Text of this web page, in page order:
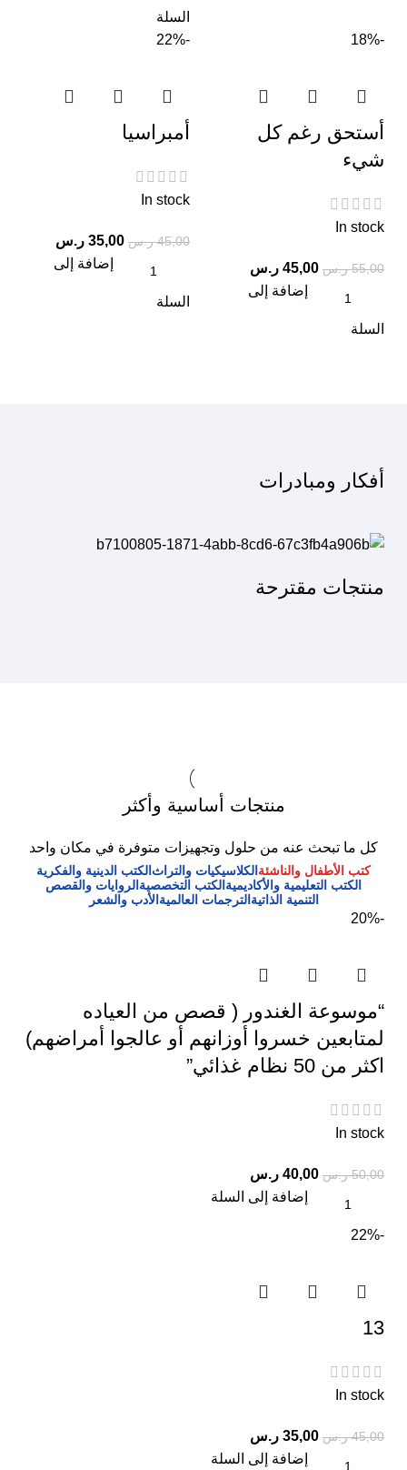
السلة
-18%
أستحق رغم كل
شيء
In stock
55,00 ر.س 45,00 ر.س
إضافة إلى
السلة
-22%
أمبراسيا
In stock
45,00 ر.س 35,00 ر.س
إضافة إلى
السلة
أفكار ومبادرات
منتجات مقترحة
منتجات أساسية وأكثر
كل ما تبحث عنه من حلول وتجهيزات متوفرة في مكان واحد
كتب الأطفال والناشئةالكلاسيكيات والتراثالكتب الدينية والفكرية
الكتب التعليمية والأكاديميةالكتب التخصصيةالروايات والقصص
التنمية الذاتيةالترجمات العالميةالأدب والشعر
-20%
“موسوعة الغندور ( قصص من العياده
لمتابعين خسروا أوزانهم أو عالجوا أمراضهم)
اكثر من 50 نظام غذائي”
In stock
50,00 ر.س 40,00 ر.س
إضافة إلى السلة
-22%
13
In stock
45,00 ر.س 35,00 ر.س
إضافة إلى السلة